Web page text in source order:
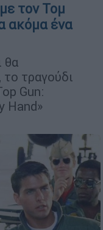
τον Τομ
ακόμα ένα
θα
τραγούδι
Gun:
Hand»